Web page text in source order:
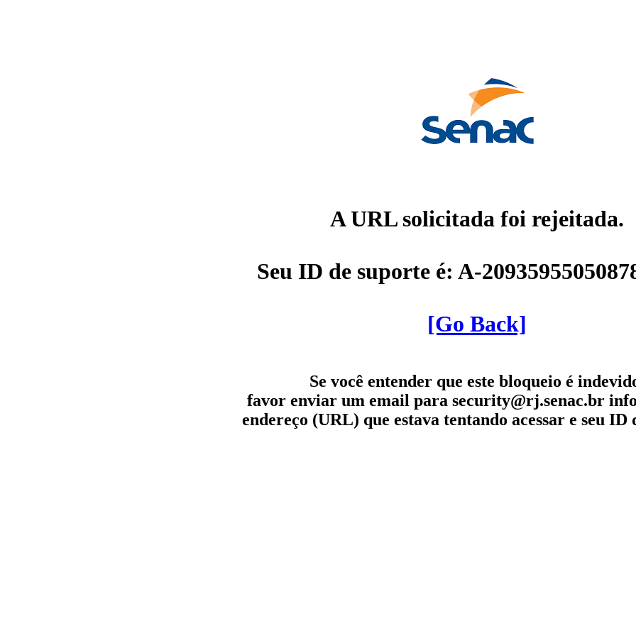
A URL solicitada foi rejeitada.
Seu ID de suporte é: A-
[Go Back]
Se você entender que este bloqueio é
favor enviar um email para security@rj.senac.br
endereço (URL) que estava tentando acessar e seu ID